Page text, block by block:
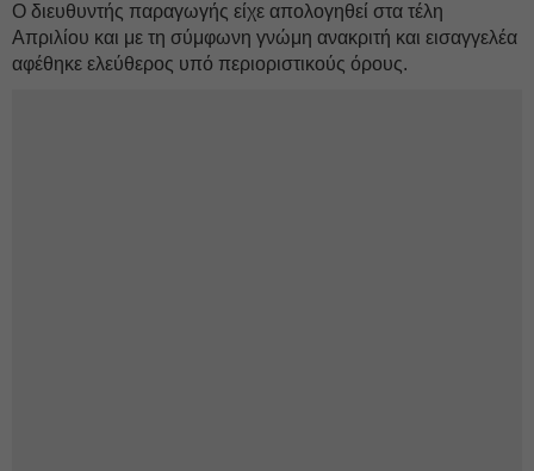
Ο διευθυντής παραγωγής είχε απολογηθεί στα τέλη
Απριλίου και με τη σύμφωνη γνώμη ανακριτή και εισαγγελέα
αφέθηκε ελεύθερος υπό περιοριστικούς όρους.